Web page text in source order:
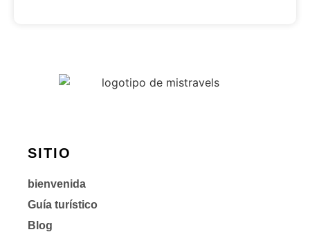
SITIO
bienvenida
Guía turístico
Blog